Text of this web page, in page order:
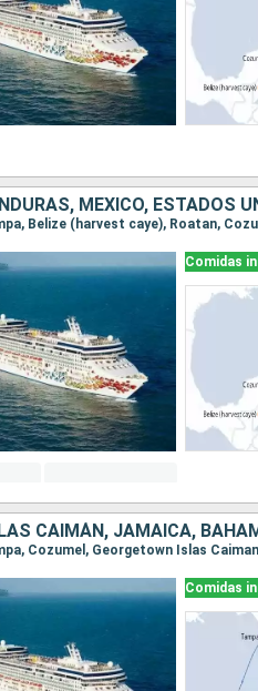
MÉXICO, ESTADOS
Belize (harvest caye), Roatan,
Comidas
CAIMÁN, JAMAICA,
Cozumel, Georgetown Islas
Comidas